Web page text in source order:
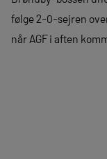
følge 2-0-sejren
når AGF i aften